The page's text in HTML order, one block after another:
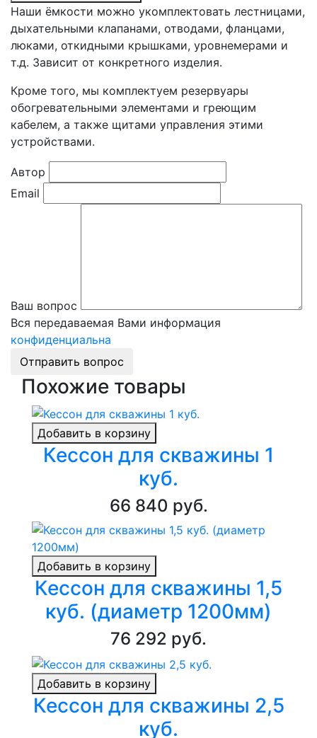
Наши ёмкости можно укомплектовать лестницами,
дыхательными клапанами, отводами, фланцами,
люками, откидными крышками, уровнемерами и
т.д. Зависит от конкретного изделия.
Кроме того, мы комплектуем резервуары
обогревательными элементами и греющим
кабелем, а также щитами управления этими
устройствами.
Автор
Email
Ваш вопрос
Вся передаваемая Вами информация
конфиденциальна
Отправить вопрос
Похожие товары
Добавить в корзину
Кессон для скважины 1
куб.
66 840 руб.
Добавить в корзину
Кессон для скважины 1,5
куб. (диаметр 1200мм)
76 292 руб.
Добавить в корзину
Кессон для скважины 2,5
куб.